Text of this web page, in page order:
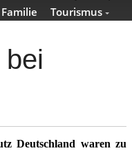
Tourismus
Deutschland waren zu